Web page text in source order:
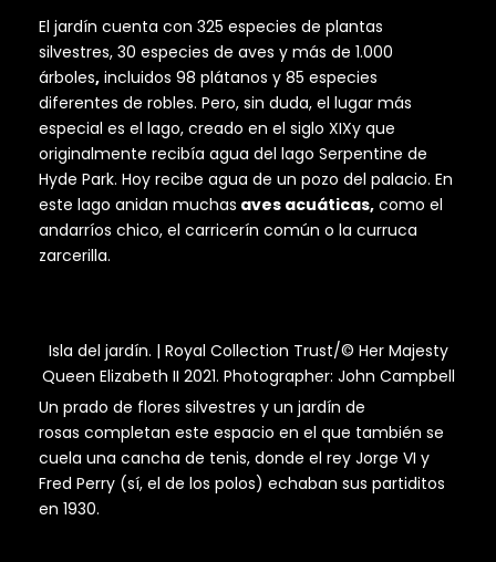
El jardín cuenta con 325 especies de plantas
silvestres, 30 especies de aves y más de 1.000
árboles, incluidos 98 plátanos y 85 especies
diferentes de robles. Pero, sin duda, el lugar más
especial es el lago, creado en el siglo XIXy que
originalmente recibía agua del lago Serpentine de
Hyde Park. Hoy recibe agua de un pozo del palacio. En
este lago anidan muchas aves acuáticas, como el
andarríos chico, el carricerín común o la curruca
zarcerilla.
Isla del jardín. | Royal Collection Trust/© Her Majesty
Queen Elizabeth II 2021. Photographer: John Campbell
Un prado de flores silvestres y un jardín de
rosas completan este espacio en el que también se
cuela una cancha de tenis, donde el rey Jorge VI y
Fred Perry (sí, el de los polos) echaban sus partiditos
en 1930.